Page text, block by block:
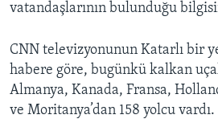
vatandaşlarının bulunduğu
CNN televizyonunun Katarlı bir
habere göre, bugünkü kalkan
Almanya, Kanada, Fransa,
ve Moritanya’dan 158 yolcu vardı.